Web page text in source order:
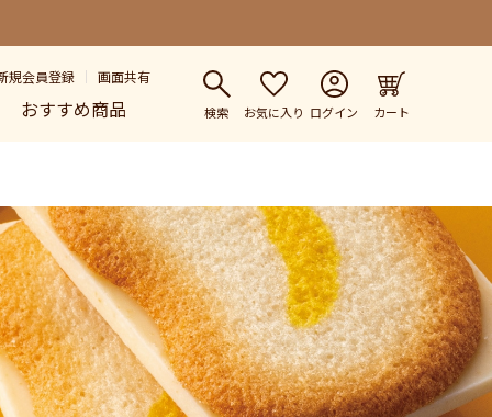
規会員登録 画面共有
おすすめ商品 検索 お気に入り ログイン カート